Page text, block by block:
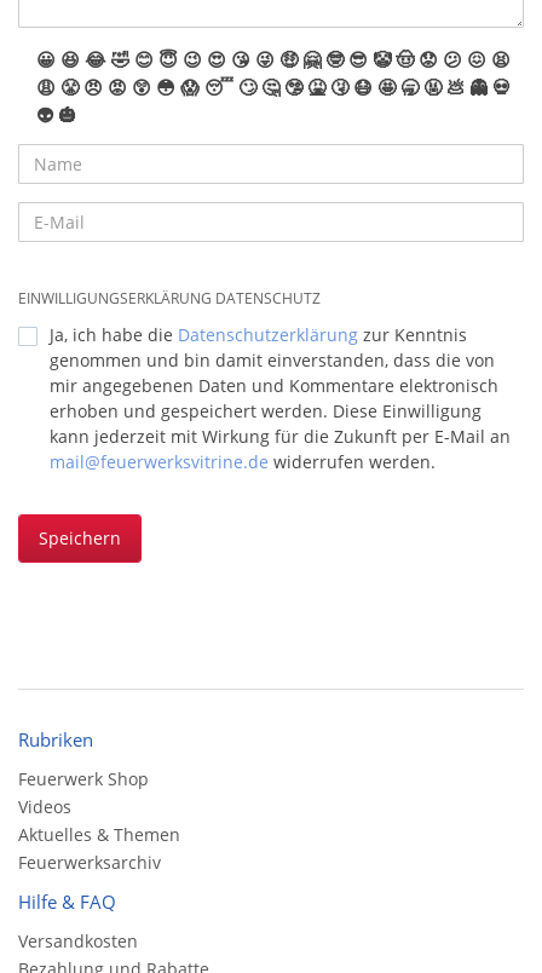
😀 😆 😂🤣 😊 😇 😉 😍 😘 😜 🤑 🤗 🤓 😎 🤡🤠 😟 😕 😖 😫
😩 😤 😠 😡 😲 😳 😱 😴 🙄 🤔 🤥 🤮 🤧 😷 🤩 🥱 🤬 💩 👻 💀
👽 🎃
EINWILLIGUNGSERKLÄRUNG DATENSCHUTZ
Ja, ich habe die Datenschutzerklärung zur Kenntnis
genommen und bin damit einverstanden, dass die von
mir angegebenen Daten und Kommentare elektronisch
erhoben und gespeichert werden. Diese Einwilligung
kann jederzeit mit Wirkung für die Zukunft per E-Mail an
mail@feuerwerksvitrine.de widerrufen werden.
Speichern
Rubriken
Feuerwerk Shop
Videos
Aktuelles & Themen
Feuerwerksarchiv
Hilfe & FAQ
Versandkosten